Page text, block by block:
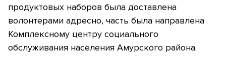
продуктовых наборов была доставлена
волонтерами адресно, часть была направлена
Комплексному центру социального
обслуживания населения Амурского района.